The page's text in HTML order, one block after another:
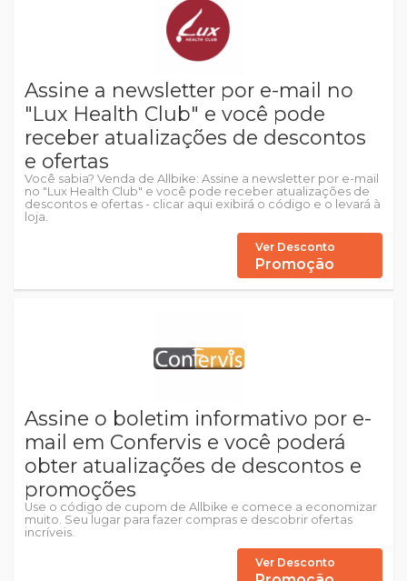
Assine a newsletter por e-mail no
"Lux Health Club" e você pode
receber atualizações de descontos
e ofertas
Você sabia? Venda de Allbike: Assine a newsletter por e-mail
no "Lux Health Club" e você pode receber atualizações de
descontos e ofertas - clicar aqui exibirá o código e o levará à
loja.
Ver Desconto
Promoção
Assine o boletim informativo por e-
mail em Confervis e você poderá
obter atualizações de descontos e
promoções
Use o código de cupom de Allbike e comece a economizar
muito. Seu lugar para fazer compras e descobrir ofertas
incríveis.
Ver Desconto